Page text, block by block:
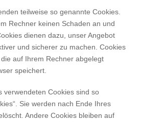
teilweise so genannte Cookies.
Rechner keinen Schaden an und
dienen dazu, unser Angebot
und sicherer zu machen. Cookies
auf Ihrem Rechner abgelegt
speichert.
verwendeten Cookies sind so
Sie werden nach Ende Ihres
Andere Cookies bleiben auf